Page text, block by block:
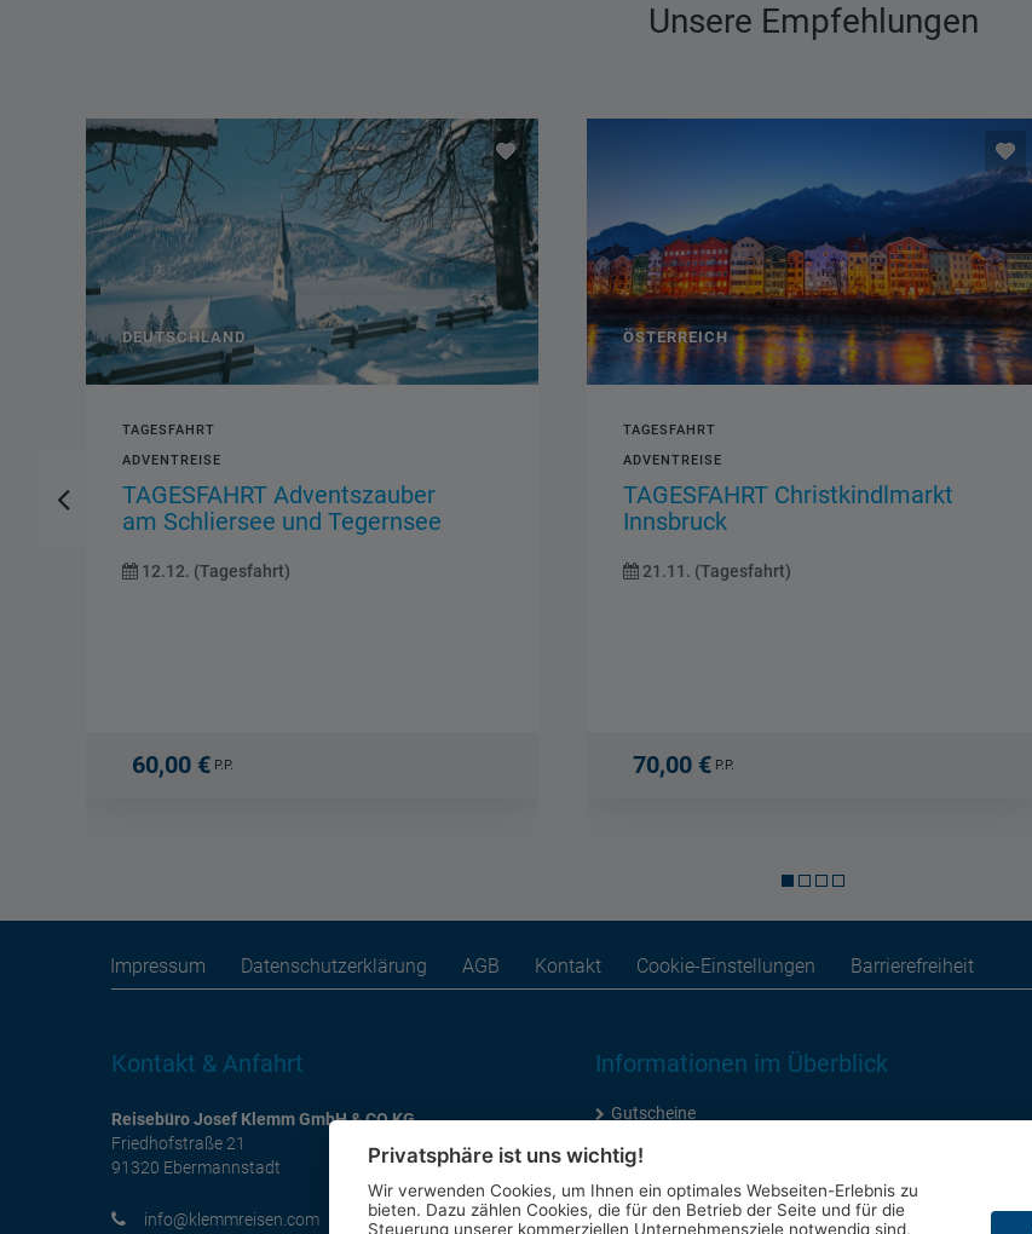
Unsere Empfehlungen
DEUTSCHLAND
TAGESFAHRT
ADVENTREISE
TAGESFAHRT Adventszauber
am Schliersee und Tegernsee
12.12. (Tagesfahrt)
60,00 € P.P.
ÖSTERREICH
TAGESFAHRT
ADVENTREISE
TAGESFAHRT Christkindlmarkt
Innsbruck
21.11. (Tagesfahrt)
70,00 €P.P.
Impressum Datenschutzerklärung AGB Kontakt Cookie-Einstellungen Barrierefreiheit
Kontakt & Anfahrt
Reisebüro Josef Klemm GmbH & CO KG
Friedhofstraße 21
91320 Ebermannstadt
moc.nesiermmelk@ofni
Informationen im Überblick
Gutscheine
Kontakt-Formular
Anfahrt
Privatsphäre ist uns wichtig!
Wir verwenden Cookies, um Ihnen ein optimales Webseiten-Erlebnis zu
bieten. Dazu zählen Cookies, die für den Betrieb der Seite und für die
Steuerung unserer kommerziellen Unternehmensziele notwendig sind,